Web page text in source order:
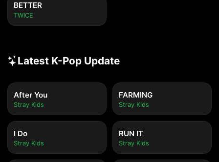
BETTER
TWICE
Latest K-Pop Update
After You
Stray Kids
FARMING
Stray Kids
I Do
Stray Kids
RUN IT
Stray Kids